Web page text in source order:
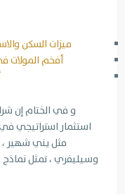
ميزات السكن
أفخم المولات
و في الختام إن
استثمار استراتيجي
مثل يني شهير
وسيليفري ، تمثل